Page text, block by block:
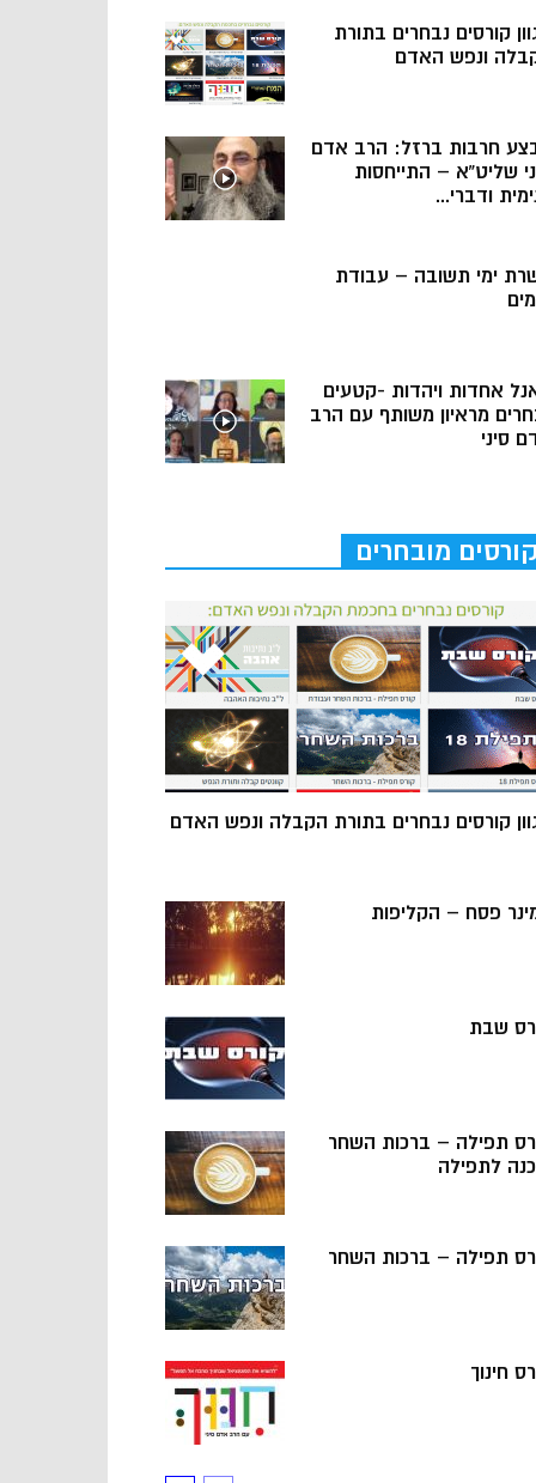
קורסים נבחרים בתורת
ונפש האדם
חרבות ברזל: הרב אדם
שליט”א – התייחסות
ודברי...
ימי תשובה – עבודת
אחדות ויהדות -קטעים
מראיון משותף עם הרב
סיני
קורסים מובחרים
קורסים נבחרים בתורת הקבלה ונפש האדם
פסח – הקליפות
שבת
תפילה – ברכות השחר
לתפילה
תפילה – ברכות השחר
חינוך